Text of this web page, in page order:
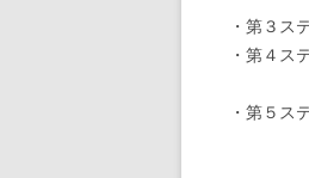
・第３ス
・第４ス
事項
・第５ス
さら